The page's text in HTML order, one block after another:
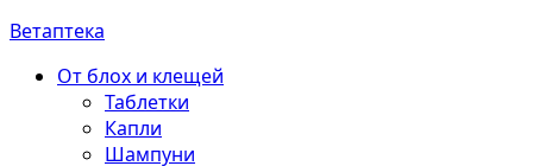
Ветаптека
От блох и клещей
Таблетки
Капли
Шампуни